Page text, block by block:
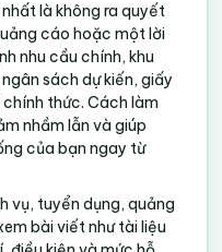
là không ra quyết
cáo hoặc một lời
nhu cầu chính, khu
sách dự kiến, giấy
thức. Cách làm
nhầm lẫn và giúp
của bạn ngay từ
vụ, tuyển dụng, quảng
bài viết như tài liệu